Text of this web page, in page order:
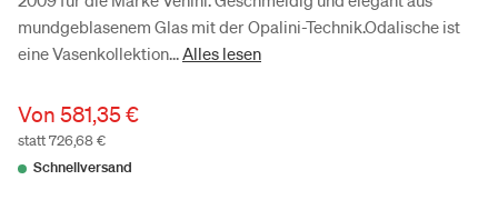
mundgeblasenem Glas mit der Opalini-Technik.Odalische ist
eine Vasenkollektion...Alles lesen
Von 581,35 €
statt 726,68 €
Schnellversand